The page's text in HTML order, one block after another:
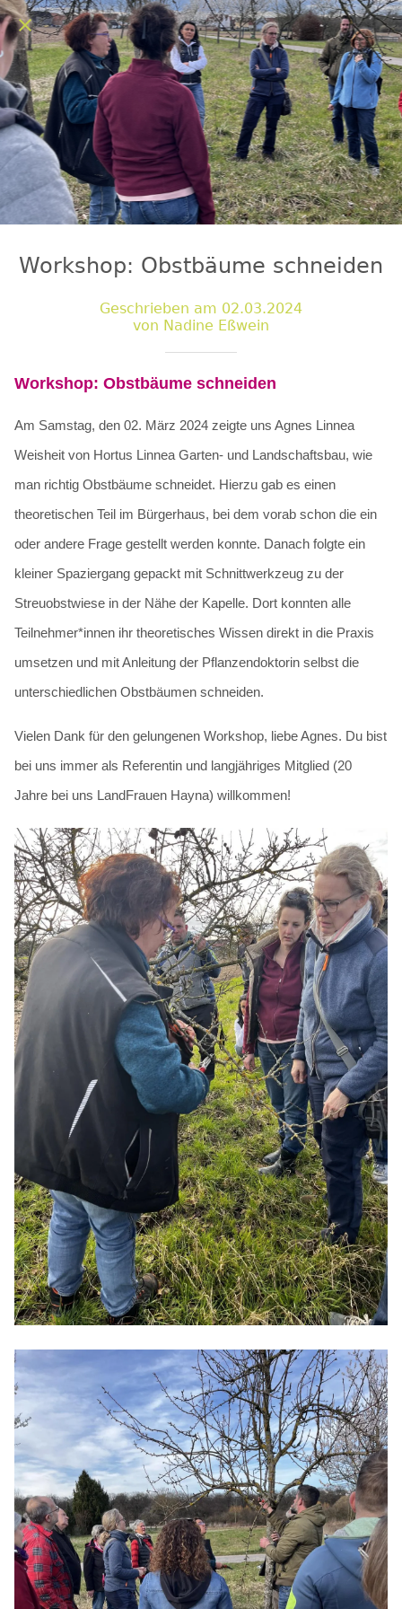
Workshop: Obstbäume schneiden
Geschrieben am 02.03.2024
von Nadine Eßwein
Workshop: Obstbäume schneiden
Am Samstag, den 02. März 2024 zeigte uns Agnes Linnea
Weisheit von Hortus Linnea Garten- und Landschaftsbau, wie
man richtig Obstbäume schneidet. Hierzu gab es einen
theoretischen Teil im Bürgerhaus, bei dem vorab schon die ein
oder andere Frage gestellt werden konnte. Danach folgte ein
kleiner Spaziergang gepackt mit Schnittwerkzeug zu der
Streuobstwiese in der Nähe der Kapelle. Dort konnten alle
Teilnehmer*innen ihr theoretisches Wissen direkt in die Praxis
umsetzen und mit Anleitung der Pflanzendoktorin selbst die
unterschiedlichen Obstbäumen schneiden.
Vielen Dank für den gelungenen Workshop, liebe Agnes. Du bist
bei uns immer als Referentin und langjähriges Mitglied (20
Jahre bei uns LandFrauen Hayna) willkommen!